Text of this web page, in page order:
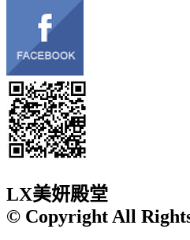
LX美妍殿堂
© Copyright All